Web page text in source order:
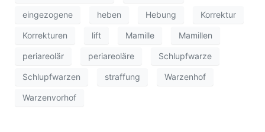
eingezogene heben Hebung Korrektur
Korrekturen lift Mamille Mamillen
periareolär periareoläre Schlupfwarze
Schlupfwarzen straffung Warzenhof
Warzenvorhof